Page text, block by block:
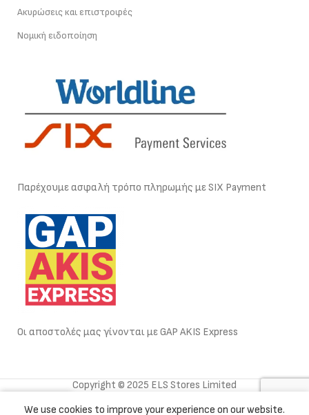
Ακυρώσεις και επιστροφές
Νομική ειδοποίηση
Παρέχουμε ασφαλή τρόπο πληρωμής με SIX Payment
Οι αποστολές μας γίνονται με GAP AKIS Express
Copyright © 2025 ELS Stores Limited
We use cookies to improve your experience on our website.